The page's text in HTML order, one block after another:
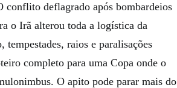
conflito deflagrado após bombardeios
o Irã alterou toda a logística da
raios e paralisações
completo para uma Copa onde o
O apito pode parar mais do